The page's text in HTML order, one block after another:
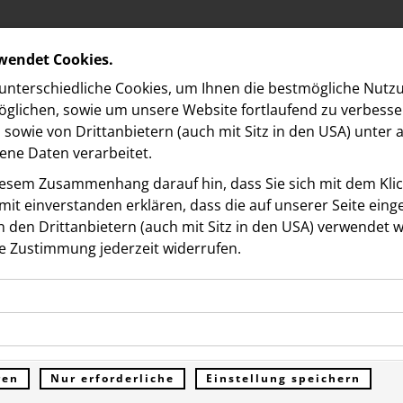
berät Julius Meinl
und EIB-geförderten
Cookies.
Cookies, um Ihnen die best­mögliche
sowie um unsere Website fortlaufend zu
von Drittanbietern (auch mit Sitz in den USA) unter
Daten verarbeitet.
Zusammenhang darauf hin, dass Sie sich mit dem
ein­ver­standen erklären, dass die auf unserer Seite
den Drittanbietern (auch mit Sitz in den USA) verwendet
Zustimmung jederzeit widerrufen.
ermöglichen grundlegende Funktionen und sind für
der Website erforderlich. Diese Cookies
Daten und werden an keine Dritten übermittelt.
erfassen Informationen anonym. Diese Informationen
unsere Besucher unsere Website nutzen.
Nur erforderliche Einstellung speichern